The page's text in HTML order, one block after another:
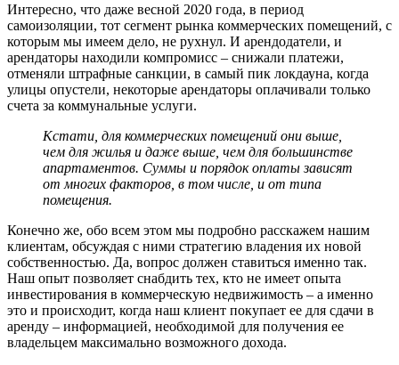
Интересно, что даже весной 2020 года, в период
самоизоляции, тот сегмент рынка коммерческих помещений, с
которым мы имеем дело, не рухнул. И арендодатели, и
арендаторы находили компромисс – снижали платежи,
отменяли штрафные санкции, в самый пик локдауна, когда
улицы опустели, некоторые арендаторы оплачивали только
счета за коммунальные услуги.
Кстати, для коммерческих помещений они выше,
чем для жилья и даже выше, чем для большинстве
апартаментов. Суммы и порядок оплаты зависят
от многих факторов, в том числе, и от типа
помещения.
Конечно же, обо всем этом мы подробно расскажем нашим
клиентам, обсуждая с ними стратегию владения их новой
собственностью. Да, вопрос должен ставиться именно так.
Наш опыт позволяет снабдить тех, кто не имеет опыта
инвестирования в коммерческую недвижимость – а именно
это и происходит, когда наш клиент покупает ее для сдачи в
аренду – информацией, необходимой для получения ее
владельцем максимально возможного дохода.